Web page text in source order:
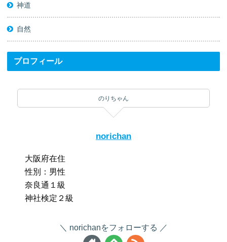
神道
自然
プロフィール
のりちゃん
norichan
大阪府在住
性別：男性
奈良通１級
神社検定２級
norichanをフォローする